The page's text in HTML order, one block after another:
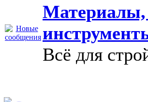
Материалы,
Всё для